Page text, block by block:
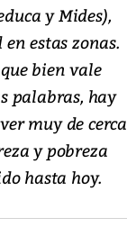
y Mides),
estas zonas.
bien vale
palabras, hay
muy de cerca
y pobreza
hasta hoy.